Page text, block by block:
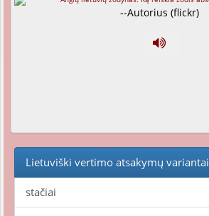
--Autorius (flickr)
Lietuviški vertimo atsakymų variantai
stačiai